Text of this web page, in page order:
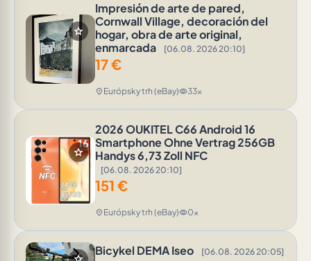
star
Impresión de arte de pared,
Cornwall Village, decoración del
hogar, obra de arte original,
enmarcada
[06.08. 2026 20:10]
17€
location_on Európsky trh (eBay)visibility33x
star
2026 OUKITEL C66 Android 16
Smartphone Ohne Vertrag 256GB
Handys 6,73 Zoll NFC
[06.08. 2026 20:10]
151 €
location_on Európsky trh (eBay)visibility0x
Bicykel DEMA Iseo [06.08. 2026 20:05]